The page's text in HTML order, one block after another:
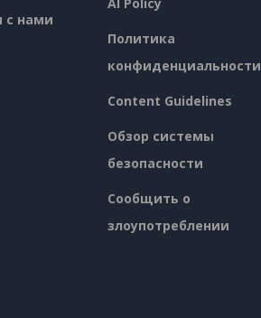
с нами
AI Policy
Политика
конфиденциальности
Content Guidelines
Обзор системы
безопасности
Сообщить о
злоупотреблении